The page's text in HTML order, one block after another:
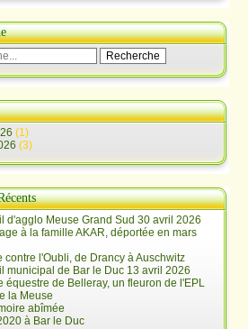
(1)
(3)
d'agglo Meuse Grand Sud 30 avril 2026
à la famille AKAR, déportée en mars
contre l'Oubli, de Drancy à Auschwitz
municipal de Bar le Duc 13 avril 2026
équestre de Belleray, un fleuron de l'EPL
la Meuse
abîmée
à Bar le Duc